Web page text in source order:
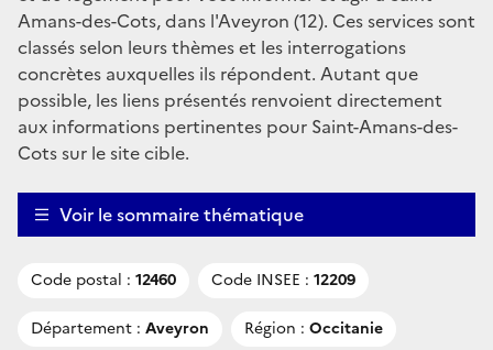
Amans-des-Cots, dans l'Aveyron (12). Ces services sont
classés selon leurs thèmes et les interrogations
concrètes auxquelles ils répondent. Autant que
possible, les liens présentés renvoient directement
aux informations pertinentes pour Saint-Amans-des-
Cots sur le site cible.
Voir le sommaire thématique
Code postal : 12460 Code INSEE : 12209
Département : Aveyron Région : Occitanie